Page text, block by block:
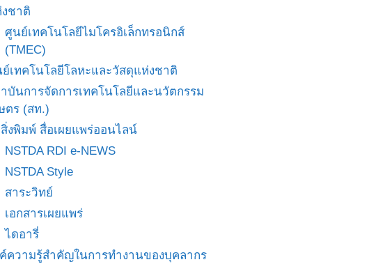
ชาติ
ศูนย์เทคโนโลยีไมโครอิเล็กทรอนิกส์
(TMEC)
เทคโนโลยีโลหะและวัสดุแห่งชาติ
บันการจัดการเทคโนโลยีและนวัตกรรม
ตร (สท.)
งพิมพ์ สื่อเผยแพร่ออนไลน์
NSTDA RDI e-NEWS
NSTDA Style
สาระวิทย์
เอกสารเผยแพร่
ไดอารี่
ความรู้สำคัญในการทำงานของบุคลากร